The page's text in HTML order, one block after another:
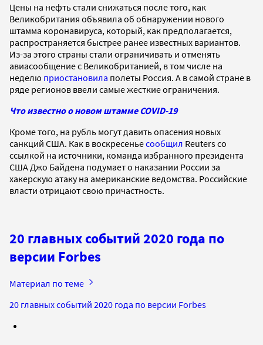
Цены на нефть стали снижаться после того, как
Великобритания объявила об обнаружении нового
штамма коронавируса, который, как предполагается,
распространяется быстрее ранее известных вариантов.
Из-за этого страны стали ограничивать и отменять
авиасообщение с Великобританией, в том числе на
неделю приостановила полеты Россия. А в самой стране в
ряде регионов ввели самые жесткие ограничения.
Что известно о новом штамме COVID-19
Кроме того, на рубль могут давить опасения новых
санкций США. Как в воскресеньесообщил Reuters со
ссылкой на источники, команда избранного президента
США Джо Байдена подумает о наказании России за
хакерскую атаку на американские ведомства. Российские
власти отрицают свою причастность.
20 главных событий 2020 года по
версии Forbes
Материал по теме
20 главных событий 2020 года по версии Forbes